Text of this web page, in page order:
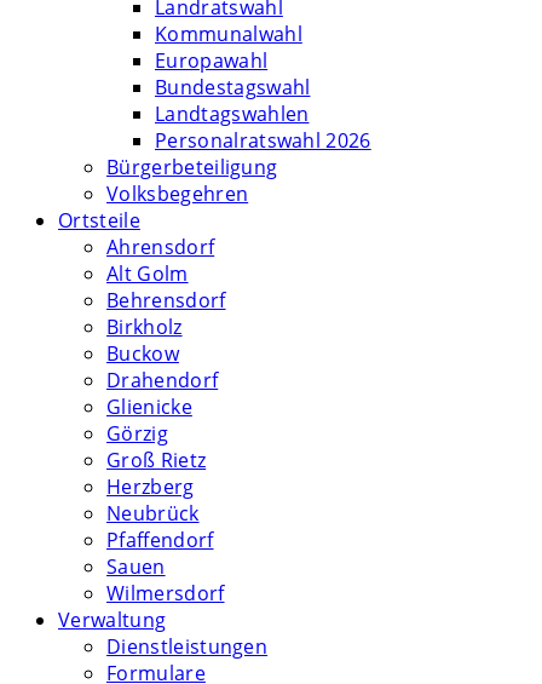
Landratswahl
Kommunalwahl
Europawahl
Bundestagswahl
Landtagswahlen
Personalratswahl 2026
Bürgerbeteiligung
Volksbegehren
Ortsteile
Ahrensdorf
Alt Golm
Behrensdorf
Birkholz
Buckow
Drahendorf
Glienicke
Görzig
Groß Rietz
Herzberg
Neubrück
Pfaffendorf
Sauen
Wilmersdorf
Verwaltung
Dienstleistungen
Formulare